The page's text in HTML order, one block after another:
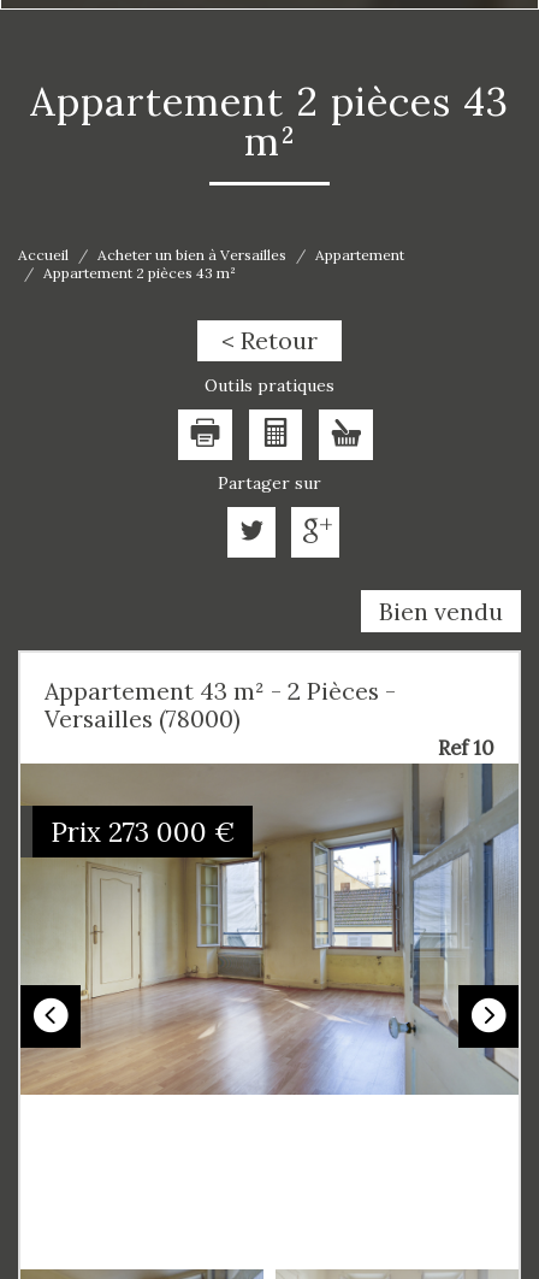
appartement 2 pièces 43
m²
Accueil Acheter un bien à Versailles
Appartement
Appartement 2 pièces 43 m²
< Retour
Outils pratiques
Partager sur
Bien vendu
Appartement 43 m² - 2 Pièces -
Versailles (78000)
Ref 10
Prix 273 000 €